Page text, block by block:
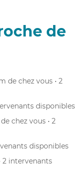
de
de chez vous • 2
disponibles
chez vous • 2
disponibles
2 intervenants